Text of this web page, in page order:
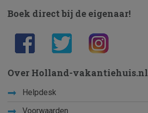
Boek direct bij de eigenaar!
Over Holland-vakantiehuis.nl
Helpdesk
Voorwaarden